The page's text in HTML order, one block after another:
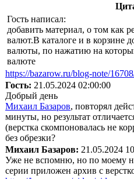
Гость написал:
добавить материал, о том как
валют.В каталоге и в корзине
валюты, по нажатию на
валюте
https://bazarow.ru/blog-note/
Гость: 21.05.2024 02:00:00
Добрый день
Михаил Базаров, повторял
минуты, но результат
(верстка скомпоновалась не
без обрезки?
Михаил Базаров: 21.05.2024
Уже не вспомню, но по моему
серии приложен архив с